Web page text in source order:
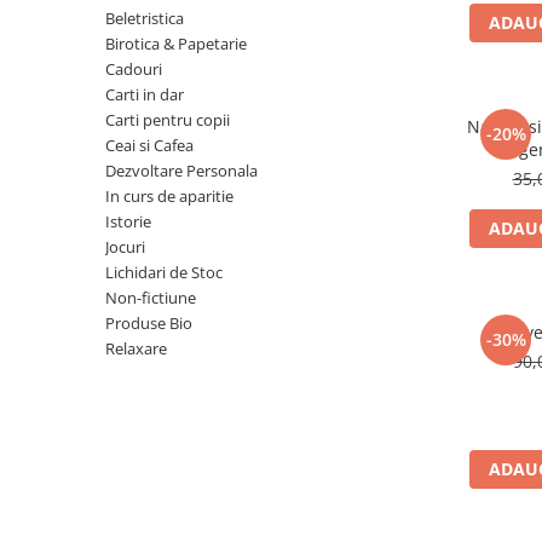
Numerologie
Paranormal
Parapsihologie
ReConnect
ScienceConnection
SelfConnect
Beletristica
Birotica & Papetarie
Cadouri
Carti in dar
Carti pentru copii
Ceai si Cafea
Dezvoltare Personala
In curs de aparitie
Istorie
Jocuri
Lichidari de Stoc
Non-fictiune
Produse Bio
Relaxare
-20%
Natura
-30%